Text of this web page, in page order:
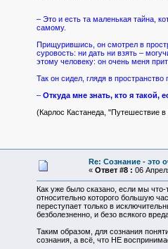
– Это и есть та маленькая тайна,
самому.
Прищурившись, он смотрел в
суровость: ни дать ни взять –
этому человеку: он очень меня
Так он сидел, глядя в пространство
– Откуда мне знать, кто я такой,
(Карлос Кастанеда, "Путешествие в
Re: Сознание - это
« Ответ #8 : 06
Как уже было сказано, если мы
относительно которого большую
переступает только в
безболезненно, и безо всякого
Таким образом, для сознания
сознания, а всё, что НЕ